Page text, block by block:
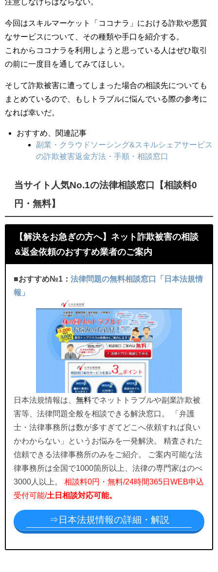
注意しなけらばならない。
今回はスキルマーケット「ココナラ」における詐欺や悪質
なサービスについて、その種類や手口を紹介する。
これからココナラを利用しようと思っている人はぜひ取引
の前に一度目を通してみてほしい。
そして詐欺被害に遭ってしまった場合の相談先についても
まとめているので、もしトラブルに悩んでいる際の参考に
なれば幸いだ。
おすすめ、関連記事
副業・クラウドソーシング&スキルシェアサービス
の詐欺被害返金方法・手順・相談窓口
当サイト人気No.1の法律相談窓口【相談料0
円・無料】
【解決をお急ぎの方へ】ネット詐欺被害の相談
&返金依頼のおすすめ業者のご案内
■おすすめ№1： 法律問題の無料相談窓口「日本法規情
報」
日本法規情報は、 無料でネットトラブルや副業詐欺被
害等、法律問題全般を相談できる解決窓口。 「弁護
士・法律事務所は数が多すぎてどこへ依頼すれば良い
かわからない」というお悩みを一発解決。 精査された
信頼できる法律事務所のみをご紹介。 ご案内可能な法
律事務所は全国で1000箇所以上、法律の専門家はのべ
3000人以上。 相談料0円・無料/24時間365日WEB申込
受付可能/土日相談対応可能。
⇒日本法規情報の詳細・解説